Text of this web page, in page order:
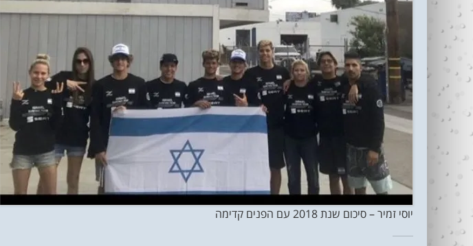
יוסי זמיר – סיכום שנת 2018 עם הפנים קדימה